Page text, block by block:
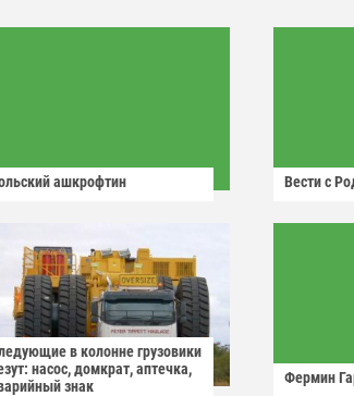
ашкрофтин Вести с
в колонне грузовики
насос, домкрат, аптечка,
знак
Фермин